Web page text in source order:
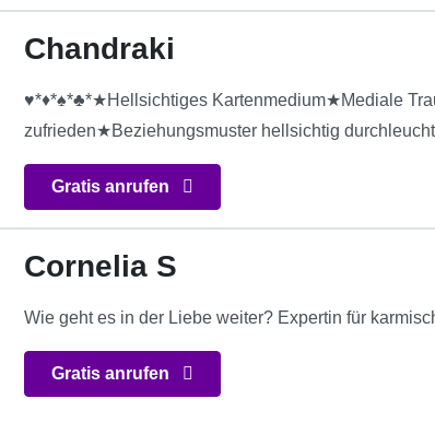
Chandraki
♥*♦*♠*♣*★Hellsichtiges Kartenmedium★Mediale
zufrieden★Beziehungsmuster hellsichtig
Gratis anrufen
Cornelia S
Wie geht es in der Liebe weiter? Expertin für
Gratis anrufen